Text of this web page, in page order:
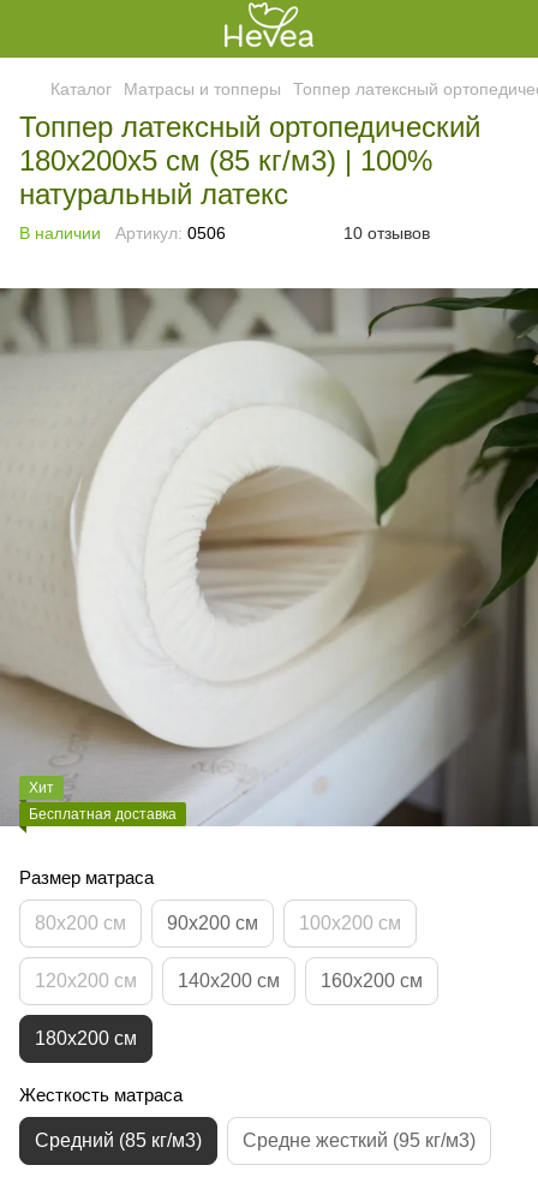
Каталог Матрасы и топперы Топпер латексный
Топпер латексный ортопедический
180x200x5 см (85 кг/м3) | 100%
натуральный латекс
В наличии Артикул: 0506 10 отзывов
Хит
Бесплатная доставка
Размер матраса
80x200 см 90x200 см 100х200 см
120x200 см 140x200 см 160x200 см
180x200 см
Жесткость матраса
Средний (85 кг/м3) Средне жесткий (95 кг/м3)